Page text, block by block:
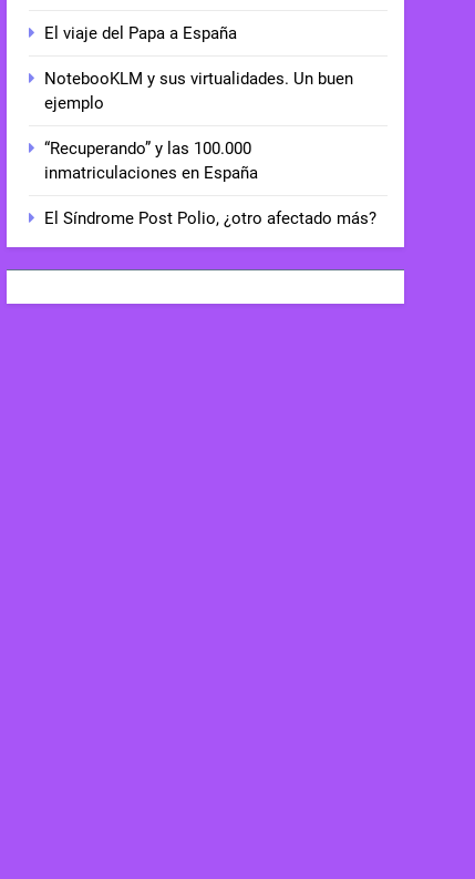
El viaje del Papa a España
NotebooKLM y sus virtualidades. Un buen
ejemplo
“Recuperando” y las 100.000
inmatriculaciones en España
El Síndrome Post Polio, ¿otro afectado más?